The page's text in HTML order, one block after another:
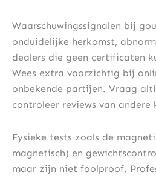
Waarschuwingssignalen bij
onduidelijke herkomst,
dealers die geen certificaten
Wees extra voorzichtig bij
onbekende partijen. Vraag
controleer reviews van andere
Fysieke tests zoals de
magnetisch) en
maar zijn niet foolproof.